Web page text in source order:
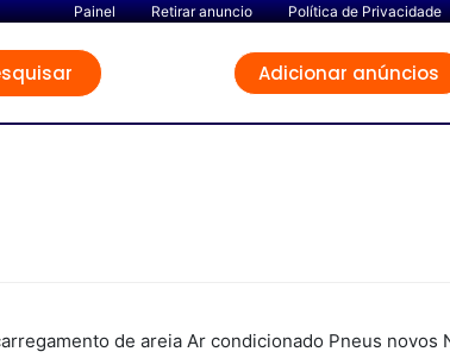
Painel Retirar anuncio Política de Privacidade
Adicionar anúncios
de areia Ar condicionado Pneus novos